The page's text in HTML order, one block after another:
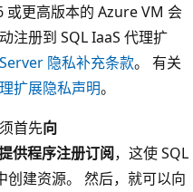
或更高版本的 Azure VM 会
注册到 SQL IaaS 代理扩
隐私补充条款。 有关
扩展隐私声明。
首先向
程序注册订阅，这使 SQL
创建资源。 然后，就可以向